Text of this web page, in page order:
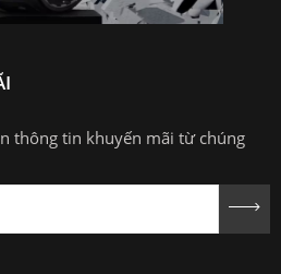
thông tin khuyến mãi từ chúng